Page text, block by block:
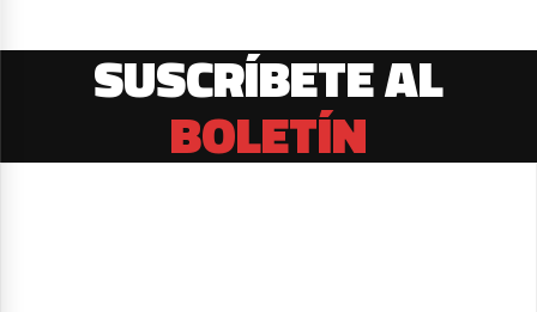
SUSCRÍBETE AL
BOLETÍN